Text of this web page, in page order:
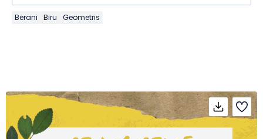
Berani Biru Geometris